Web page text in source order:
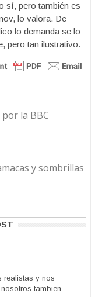
sí, pero también es
lo valora. De
lo demanda se lo
pero tan ilustrativo.
la BBC
y sombrillas
realistas y nos
tambien